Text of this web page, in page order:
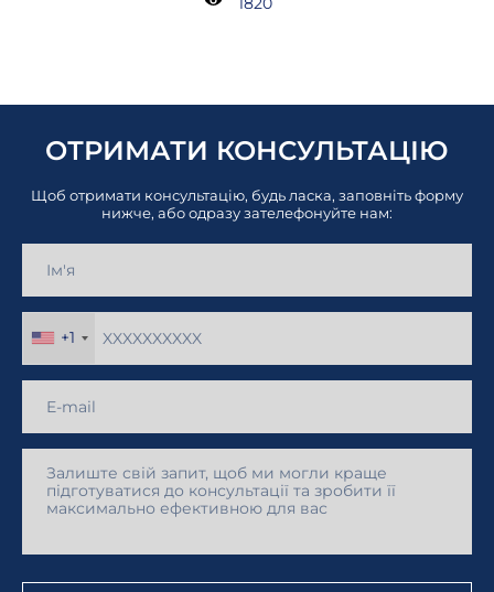
ОТРИМАТИ КОНСУЛЬТАЦІЮ
Щоб отримати консультацію, будь ласка, заповніть форму
нижче, або одразу зателефонуйте нам:
+1